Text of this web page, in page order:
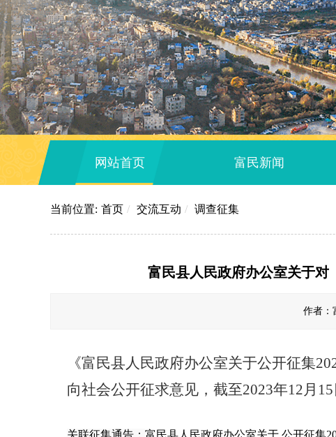
网站首页 富民新闻
当前位置: 首页 / 交流互动 / 调查征集
富民县人民政府办公室关于对
作者：
《富民县人民政府办公室关于公开征集
向社会公开征求意见，截至2023年12月 15
关联征集通告： 富民县人民政府办公室关于 公开征集